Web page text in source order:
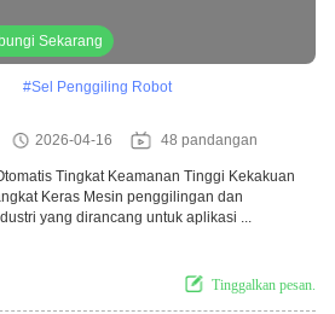
Sekarang
#Sel Penggiling Robot
2026-04-16 48 pandangan
Tingkat Keamanan Tinggi Kekakuan
Keras Mesin penggilingan dan
yang dirancang untuk aplikasi ...
Tinggalkan pesan.